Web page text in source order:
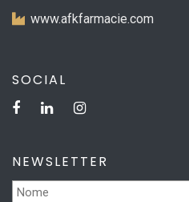
www.afkfarmacie.com
SOCIAL
NEWSLETTER